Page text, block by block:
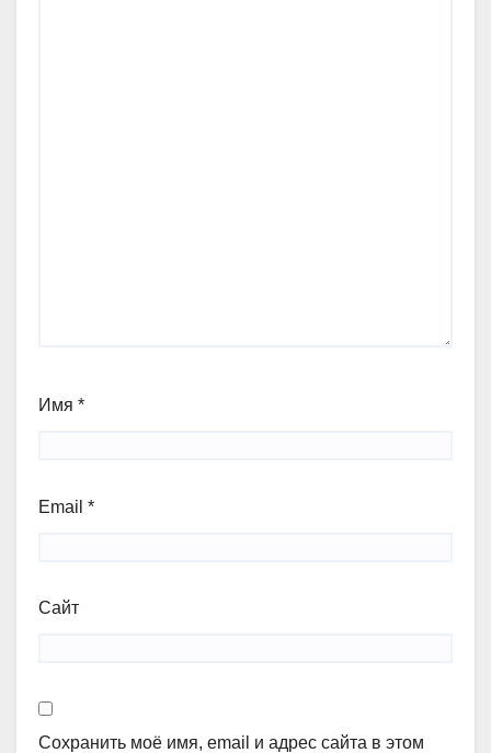
Имя *
Email *
Сайт
Сохранить моё имя, email и адрес сайта в этом